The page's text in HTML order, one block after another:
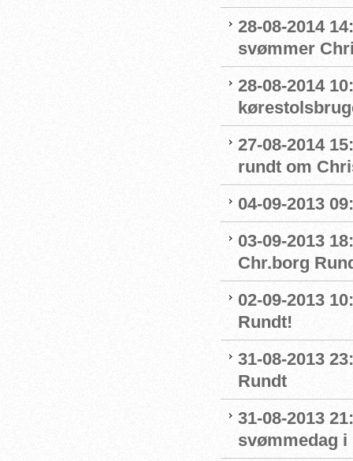
28-08-2014
svømmer
28-08-2014
27-08-2014
rundt om
04-09-2013
03-09-2013
Chr.borg
02-09-2013
Rundt!
31-08-2013
Rundt
31-08-2013
svømmedag i